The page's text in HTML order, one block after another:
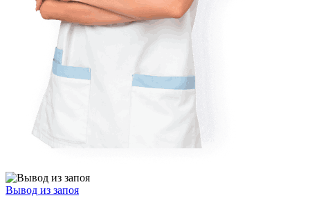
Вывод из запоя